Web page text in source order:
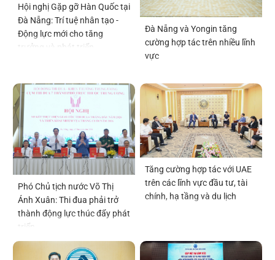
Hội nghị Gặp gỡ Hàn Quốc tại
Đà Nẵng: Trí tuệ nhân tạo -
Động lực mới cho tăng
trưởng và phát triển
Đà Nẵng và Yongin tăng
cường hợp tác trên nhiều lĩnh
vực
Phó Chủ tịch nước Võ Thị
Ánh Xuân: Thi đua phải trở
thành động lực thúc đẩy phát
triển
Tăng cường hợp tác với UAE
trên các lĩnh vực đầu tư, tài
chính, hạ tầng và du lịch